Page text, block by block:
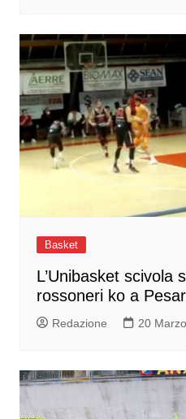
Basket
L’Unibasket scivola
rossoneri ko a
Redazione 20